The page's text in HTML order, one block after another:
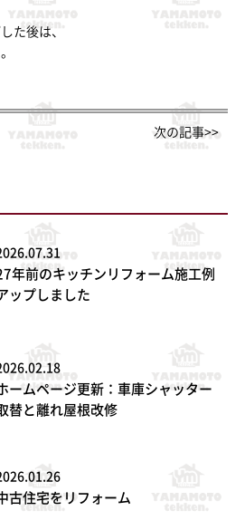
た後は、
次の記事>>
年前のキッチンリフォーム施工例
ップしました
ームページ更新：車庫シャッター
替と離れ屋根改修
古住宅をリフォーム